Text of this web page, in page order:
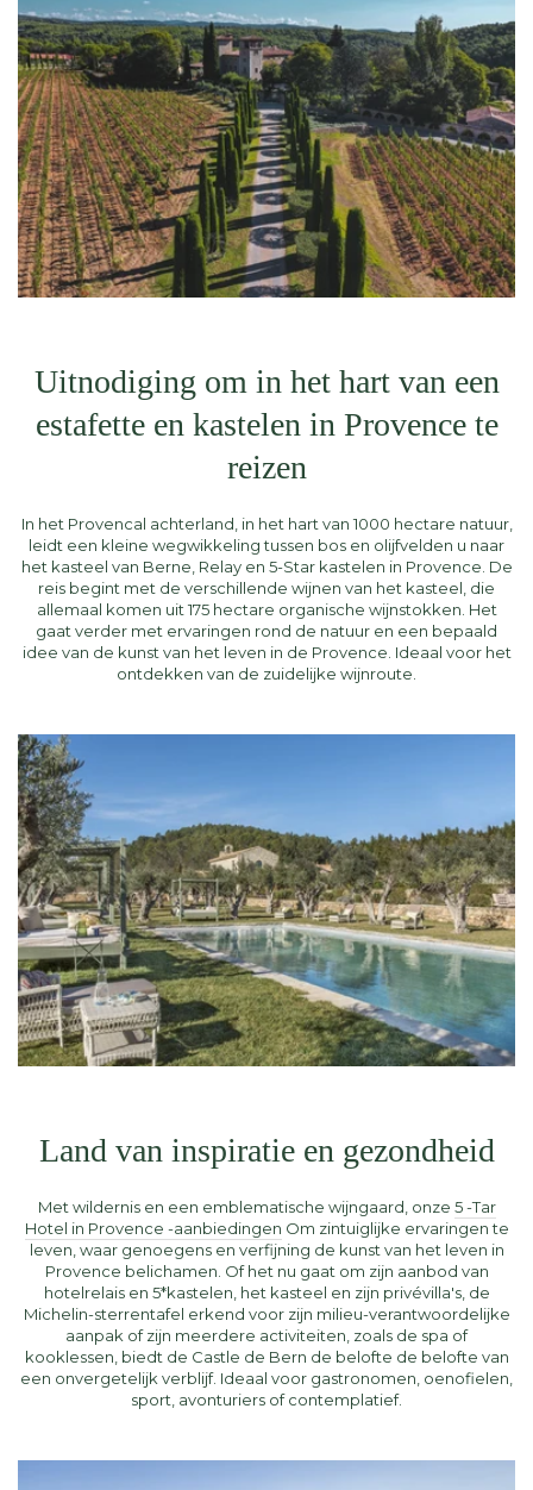
Uitnodiging om in het hart van een
estafette en kastelen in Provence te
reizen
In het Provencal achterland, in het hart van 1000 hectare natuur,
leidt een kleine wegwikkeling tussen bos en olijfvelden u naar
het kasteel van Berne, Relay en 5-Star kastelen in Provence. De
reis begint met de verschillende wijnen van het kasteel, die
allemaal komen uit 175 hectare organische wijnstokken. Het
gaat verder met ervaringen rond de natuur en een bepaald
idee van de kunst van het leven in de Provence. Ideaal voor het
ontdekken van de zuidelijke wijnroute.
Land van inspiratie en gezondheid
Met wildernis en een emblematische wijngaard, onze 5 -Tar
Hotel in Provence -aanbiedingen Om zintuiglijke ervaringen te
leven, waar genoegens en verfijning de kunst van het leven in
Provence belichamen. Of het nu gaat om zijn aanbod van
hotelrelais en 5*kastelen, het kasteel en zijn privévilla's, de
Michelin-sterrentafel erkend voor zijn milieu-verantwoordelijke
aanpak of zijn meerdere activiteiten, zoals de spa of
kooklessen, biedt de Castle de Bern de belofte de belofte van
een onvergetelijk verblijf. Ideaal voor gastronomen, oenofielen,
sport, avonturiers of contemplatief.